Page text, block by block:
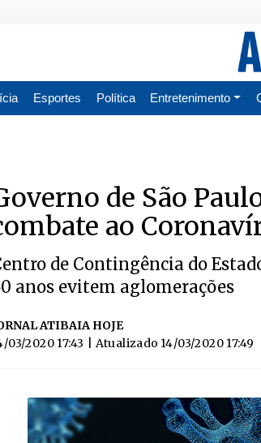
Esportes Política Entretenimento
de São
ao
de Contingência do
anos evitem aglomerações
ATIBAIA HOJE
03/2020 17:43
| Atualizado 14/03/2020 17:49